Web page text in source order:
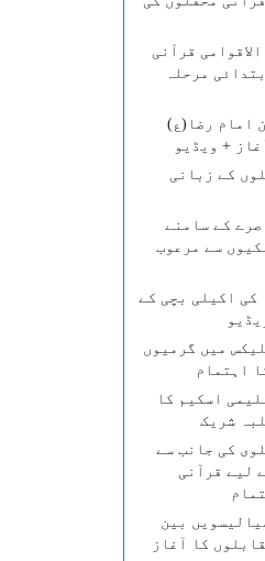
قرآنی
کا ابتدائی مرحلہ
امام رضا(ع)
+ ویڈیو
کے زبانی
کے سامنے
سے مرعوب
کی اکیلی بچی کے
میں گرمیوں
اہتمام
اسکیم کا
شریک
کی جانب سے
لیے قرآنی
بین
کا آغاز